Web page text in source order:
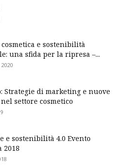
e sostenibilità
una sfida per la ripresa –...
Strategie di marketing e nuove
settore cosmetico
e sostenibilità 4.0 Evento
2018